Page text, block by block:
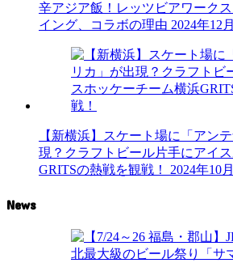
辛アジア飯！レッツビアワーク
イング、コラボの理由 2024年12
【新横浜】スケート場に「アン
現？クラフトビール片手にアイ
GRITSの熱戦を観戦！
2024年10
News